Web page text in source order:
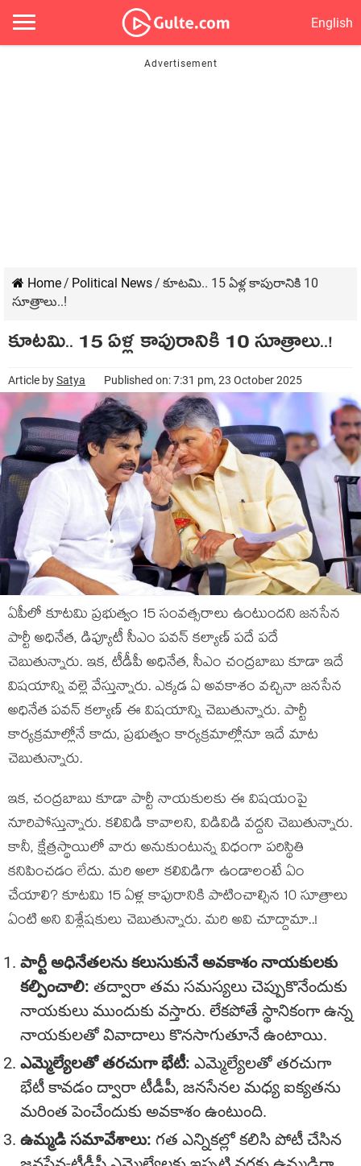
English
Home/ Political News/ కూటమి.. 15 ఏళ్ల కాపురానికి 10
సూత్రాలు..!
కూటమి.. 15 ఏళ్ల కాపురానికి 10 సూత్రాలు..!
Article bySatya Published on: 7:31 pm, 23 October 2025
ఏపీలో కూటమి ప్రభుత్వం 15 సంవత్సరాలు ఉంటుందని జనసేన
పార్టీ అధినేత, డిప్యూటీ సీఎం పవన్ కల్యాణ్ పదే పదే
చెబుతున్నారు. ఇక, టీడీపీ అధినేత, సీఎం చంద్రబాబు కూడా ఇదే
విషయాన్ని వల్లె వేస్తున్నారు. ఎక్కడ ఏ అవకాశం వచ్చినా జనసేన
అధినేత పవన్ కల్యాణ్ ఈ విషయాన్ని చెబుతున్నారు. పార్టీ
కార్యక్రమాల్లోనే కాదు, ప్రభుత్వం కార్యక్రమాల్లోనూ ఇదే మాట
చెబుతున్నారు.
ఇక, చంద్రబాబు కూడా పార్టీ నాయకులకు ఈ విషయంపై
నూరిపోస్తున్నారు. కలివిడి కావాలని, విడివిడి వద్దని చెబుతున్నారు.
కానీ, క్షేత్రస్థాయిలో వారు అనుకుంటున్న విధంగా పరిస్థితి
కనిపించడం లేదు. మరి అలా కలివిడిగా ఉండాలంటే ఏం
చేయాలి? కూటమి 15 ఏళ్ల కాపురానికి పాటించాల్సిన 10 సూత్రాలు
ఏంటి అని విశ్లేషకులు చెబుతున్నారు. మరి అవి చూద్దామా..!
పార్టీ అధినేతలను కలుసుకునే అవకాశం నాయకులకు
కల్పించాలి: తద్వారా తమ సమస్యలు చెప్పుకొనేందుకు
నాయకులు ముందుకు వస్తారు. లేకపోతే స్థానికంగా ఉన్న
నాయకులతో వివాదాలు కొనసాగుతూనే ఉంటాయి.
ఎమ్మెల్యేల‌తో తరచుగా భేటీ: ఎమ్మెల్యేల‌తో తరచుగా
భేటీ కావడం ద్వారా టీడీపీ, జనసేనల మధ్య ఐక్యతను
మరింత పెంచేందుకు అవకాశం ఉంటుంది.
ఉమ్మడి సమావేశాలు: గత ఎన్నికల్లో కలిసి పోటీ చేసిన